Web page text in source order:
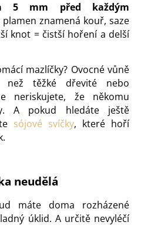
5 mm před každým
znamená kouř, saze
knot = čistší hoření a delší
mazlíčky? Ovocné vůně
než těžké dřevité nebo
neriskujete, že někomu
A pokud hledáte ještě
sójové svíčky, které hoří
neudělá
máte doma rozházené
úklid. A určitě nevyléčí